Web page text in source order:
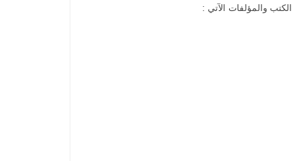
والمؤلفات الآتي :